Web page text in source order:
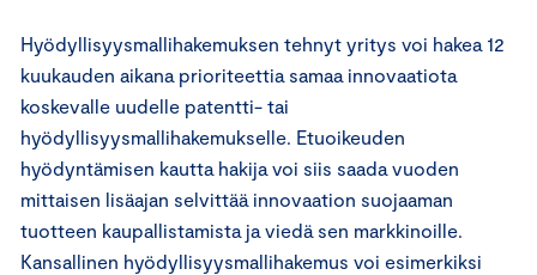
Hyödyllisyysmallihakemuksen tehnyt yritys voi hakea 12
kuukauden aikana prioriteettia samaa innovaatiota
koskevalle uudelle patentti- tai
hyödyllisyysmallihakemukselle. Etuoikeuden
hyödyntämisen kautta hakija voi siis saada vuoden
mittaisen lisäajan selvittää innovaation suojaaman
tuotteen kaupallistamista ja viedä sen markkinoille.
Kansallinen hyödyllisyysmallihakemus voi esimerkiksi